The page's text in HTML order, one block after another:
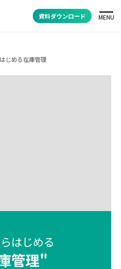
資料ダウンロード MENU
じめる在庫管理
はじめる
管理"